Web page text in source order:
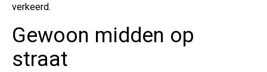
verkeerd.
Gewoon midden op
straat